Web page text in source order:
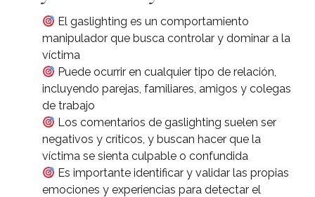
El gaslighting es un comportamiento
manipulador que busca controlar y dominar a la
víctima
Puede ocurrir en cualquier tipo de relación,
incluyendo parejas, familiares, amigos y colegas
de trabajo
Los comentarios de gaslighting suelen ser
negativos y críticos, y buscan hacer que la
víctima se sienta culpable o confundida
Es importante identificar y validar las propias
emociones y experiencias para detectar el